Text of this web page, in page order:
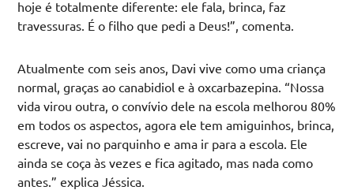
hoje é totalmente diferente: ele fala, brinca, faz
travessuras. É o filho que pedi a Deus!”, comenta.
Atualmente com seis anos, Davi vive como uma criança
normal, graças ao canabidiol e à oxcarbazepina. “Nossa
vida virou outra, o convívio dele na escola melhorou 80%
em todos os aspectos, agora ele tem amiguinhos, brinca,
escreve, vai no parquinho e ama ir para a escola. Ele
ainda se coça às vezes e fica agitado, mas nada como
antes.” explica Jéssica.